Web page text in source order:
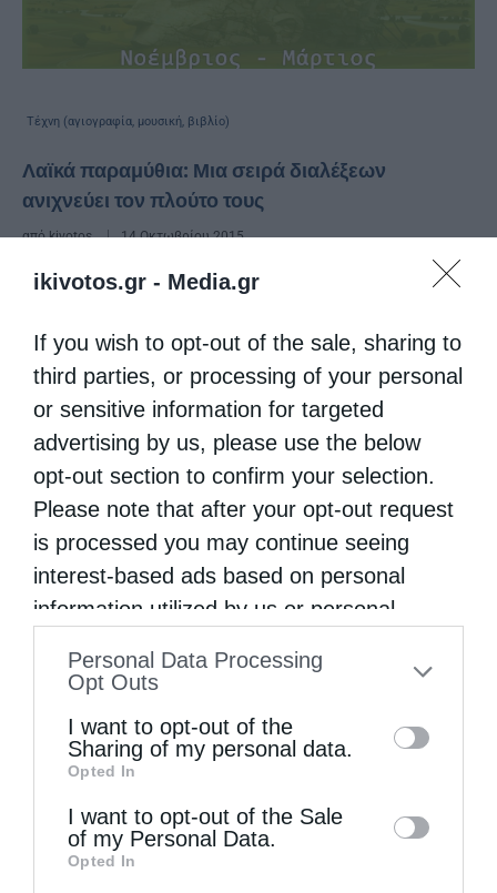
ikivotos.gr - Media.gr
If you wish to opt-out of the sale, sharing to
third parties, or processing of your personal
or sensitive information for targeted
advertising by us, please use the below
opt-out section to confirm your selection.
Please note that after your opt-out request
is processed you may continue seeing
interest-based ads based on personal
information utilized by us or personal
to your opt-out. You may separately opt-out
information by third parties on the IAB’s list
of downstream participants. This
information may also be disclosed by us to
third parties on theIAB’s List of
Downstream Participants
Personal Data Processing
Opt Outs
I want to opt-out of the
Sharing of my personal data.
Opted In
I want to opt-out of the Sale
of my Personal Data.
Opted In
Τέχνη (αγιογραφία, μουσική, βιβλίο)
Λαϊκά παραμύθια: Μια σειρά διαλέξεων
ανιχνεύει τον πλούτο τους
απόkivotos 14 Οκτωβρίου 2015
Η Βιβλιοθήκη της Ιεράς Αρχιεπισκοπής
μελετητή και αφηγητή λαϊκών παραμυθιών κ.
Δημήτριο Β. Προύσαλη διοργανώνουν κύκλο
διαλέξεων με θέμα «Να σου πω μιαν ιστορία:
…